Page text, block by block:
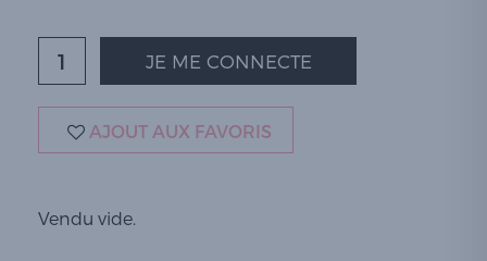
JE ME CONNECTE
AJOUT AUX FAVORIS
Vendu vide.